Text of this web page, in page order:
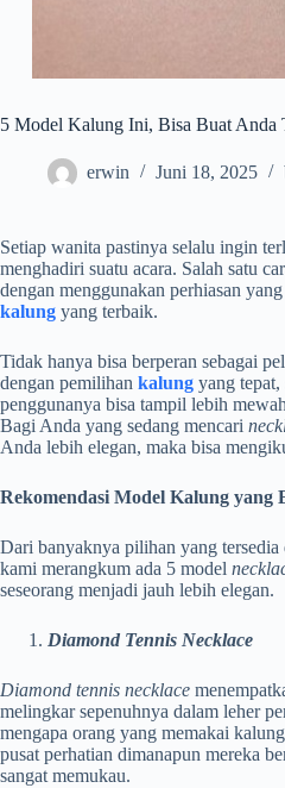
5 Model Kalung Ini, Bisa Buat Anda
erwin Juni 18, 2025
Setiap wanita pastinya selalu ingin
menghadiri suatu acara. Salah satu
dengan menggunakan perhiasan
kalung yang terbaik.
Tidak hanya bisa berperan sebagai
dengan pemilihan kalung yang
penggunanya bisa tampil lebih
Bagi Anda yang sedang mencari
Anda lebih elegan, maka bisa
Rekomendasi Model Kalung yang
Dari banyaknya pilihan yang tersedia
kami merangkum ada 5 model
seseorang menjadi jauh lebih elegan.
Diamond Tennis Necklace
Diamond tennis necklace
melingkar sepenuhnya dalam leher
mengapa orang yang memakai
pusat perhatian dimanapun mereka
sangat memukau.